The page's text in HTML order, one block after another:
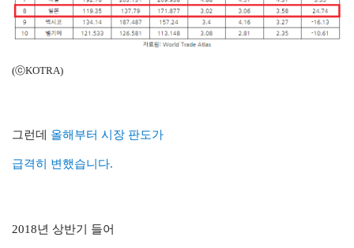
(ⓒKOTRA)
그런데 올해부터 시장 판도가
급격히 변했습니다.
2018년 상반기 들어